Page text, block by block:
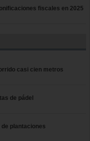
fiscales en 2025
casi cien metros
de pádel
plantaciones